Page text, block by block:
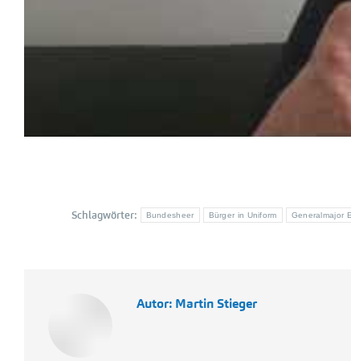
Schlagwörter: Bundesheer Bürger in Uniform Generalmajor
Autor: Martin Stieger